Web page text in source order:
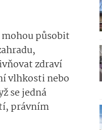
působit
zdraví
vlhkosti nebo
se jedná
právním